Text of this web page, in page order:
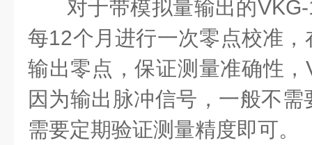
对于带模拟量输出的
每12个月进行一次零点校准
输出零点，保证测量准确性，
因为输出脉冲信号，一般不
需要定期验证测量精度即可。